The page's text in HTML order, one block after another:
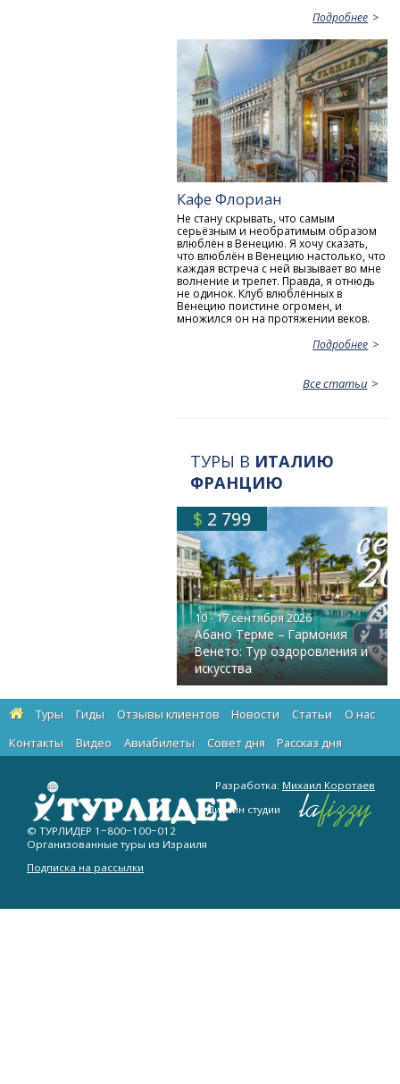
Подробнее
Кафе Флориан
Не стану скрывать, что самым
серьёзным и необратимым образом
влюблён в Венецию. Я хочу сказать,
что влюблён в Венецию настолько, что
каждая встреча с ней вызывает во мне
волнение и трепет. Правда, я отнюдь
не одинок. Клуб влюблённых в
Венецию поистине огромен, и
множился он на протяжении веков.
Подробнее
Все статьи
ТУРЫ В ИТАЛИЮ
ФРАНЦИЮ
$ 2 799
10 - 17 сентября 2026
Абано Терме – Гармония
Венето: Тур оздоровления и
искусства
Туры Гиды Отзывы клиентов Новости Статьи
О нас
Контакты
Видео Авиабилеты Cовет дня Рассказ дня
© ТУРЛИДЕР 1−800−100−012
Организованные туры из Израиля
Подписка на рассылки
Разработка: Михаил Коротаев
Дизайн студии